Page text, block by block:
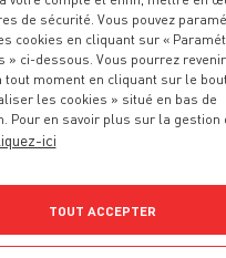
de maigre à
15 min
de sécurité. Vous pouvez
cookies en cliquant sur «
» ci-dessous. Vous pourrez
tout moment en cliquant sur le
les cookies » situé en bas de
Pour en savoir plus sur la gestion
ici
TOUT ACCEPTER